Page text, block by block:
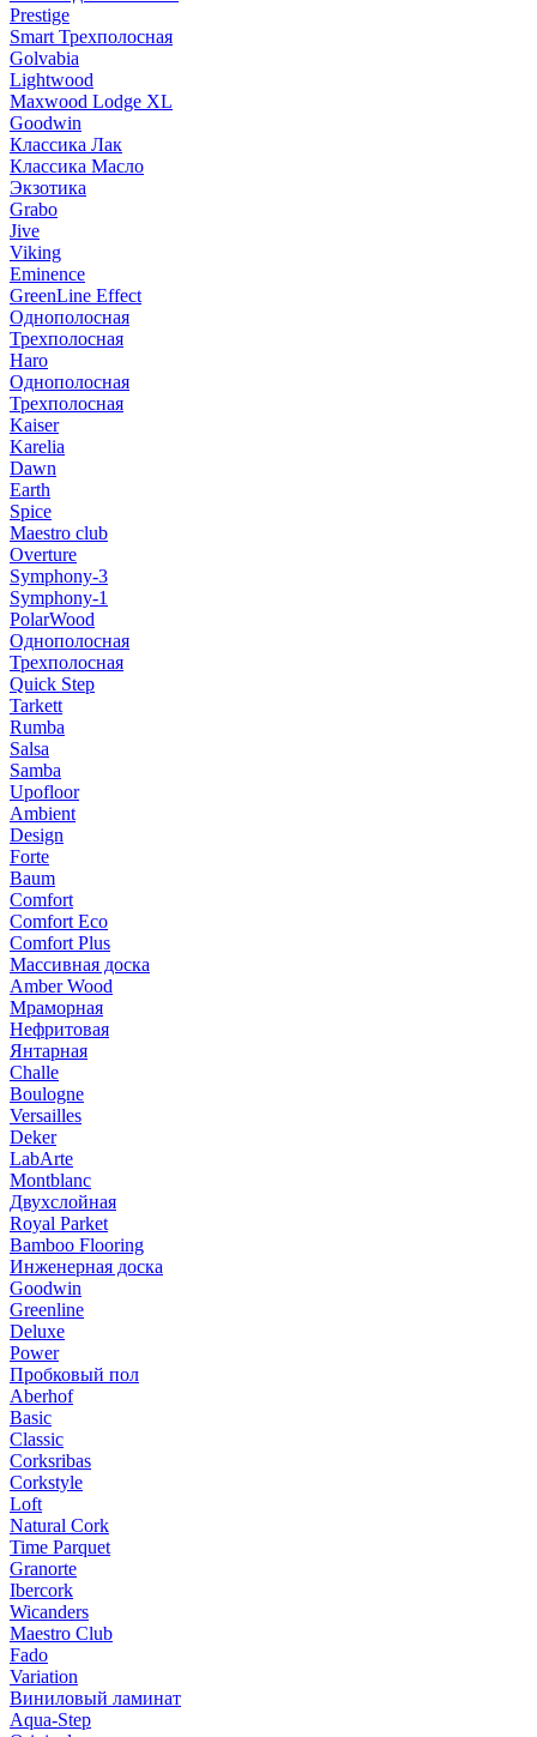
Prestige
Smart Трехполосная
Golvabia
Lightwood
Maxwood Lodge XL
Goodwin
Классика Лак
Классика Масло
Экзотика
Grabo
Jive
Viking
Eminence
GreenLine Effect
Однополосная
Трехполосная
Haro
Однополосная
Трехполосная
Kaiser
Karelia
Dawn
Earth
Spice
Maestro club
Overture
Symphony-3
Symphony-1
PolarWood
Однополосная
Трехполосная
Quick Step
Tarkett
Rumba
Salsa
Samba
Upofloor
Ambient
Design
Forte
Baum
Comfort
Comfort Eco
Comfort Plus
Массивная доска
Amber Wood
Мраморная
Нефритовая
Янтарная
Challe
Boulogne
Versailles
Deker
LabArte
Montblanc
Двухслойная
Royal Parket
Bamboo Flooring
Инженерная доска
Goodwin
Greenline
Deluxe
Power
Пробковый пол
Aberhof
Basic
Classic
Corksribas
Corkstyle
Loft
Natural Cork
Time Parquet
Granorte
Ibercork
Wicanders
Мaestro Club
Fado
Variation
Виниловый ламинат
Aqua-Step